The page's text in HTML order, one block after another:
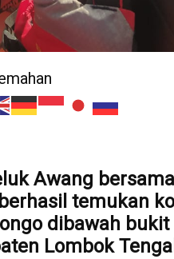
Awang
temukan
dibawah bukit
Lombok